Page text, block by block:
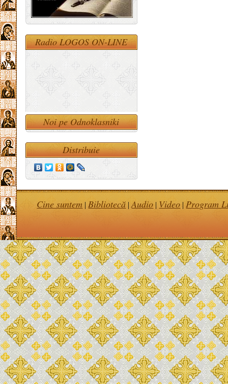
Radio LOGOS ON-LINE
Noi pe Odnoklasniki
Distribuie
Cine suntem | Bibliotecă |Audio | Video | Program